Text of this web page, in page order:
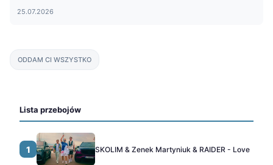
25.07.2026
ODDAM CI WSZYSTKO
Lista przebojów
1 SKOLIM & Zenek Martyniuk & RAIDER - Love